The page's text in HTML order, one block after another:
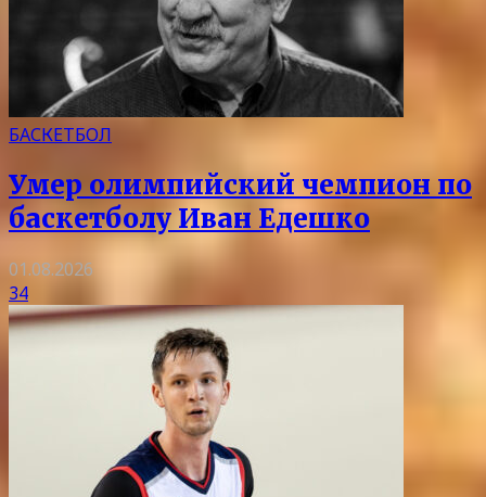
БАСКЕТБОЛ
Умер олимпийский чемпион по
баскетболу Иван Едешко
01.08.2026
34